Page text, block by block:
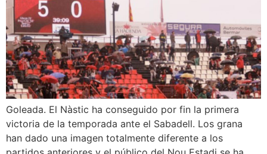
Goleada. El Nàstic ha conseguido por fin la primera
victoria de la temporada ante el Sabadell. Los grana
han dado una imagen totalmente diferente a los